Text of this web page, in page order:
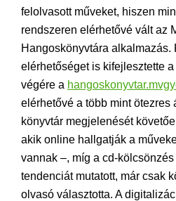
felolvasott műveket, hiszen
rendszeren elérhetővé vált az
Hangoskönyvtára
elérhetőséget is kifejlesztette
végére a
elérhetővé a több mint ötezres
könyvtár megjelenését
akik online hallgatják a
vannak –, míg a cd-
tendenciát mutatott, már csak
olvasó választotta. A